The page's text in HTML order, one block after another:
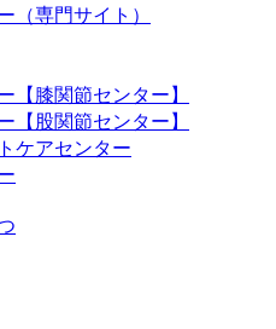
（専門サイト）
【膝関節センター】
【股関節センター】
ケアセンター